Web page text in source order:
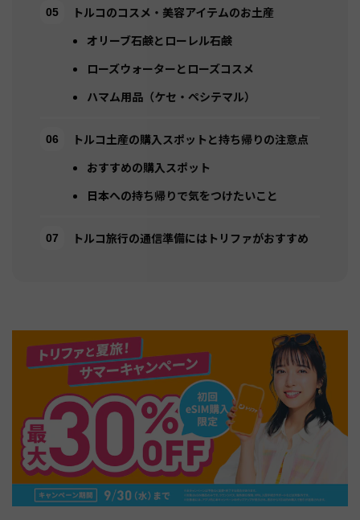
トルコのコスメ・美容アイテムのお土産
オリーブ石鹸とローレル石鹸
ローズウォーターとローズコスメ
ハマム用品（ケセ・ペシテマル）
トルコ土産の購入スポットと持ち帰りの注意点
おすすめの購入スポット
日本への持ち帰りで気をつけたいこと
トルコ旅行の通信準備にはトリファがおすすめ